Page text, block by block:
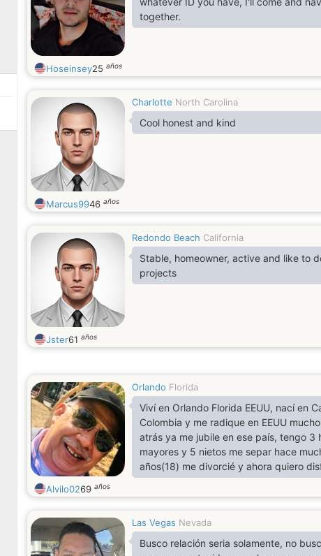
together.
Hoseinsey25 años
Charlotte North Carolina
Cool honest and kind
Marcus9946 años
Redondo Beach California
Stable, homeowner, active and like to
projects
Jster61 años
Orlando Florida
Viví en Orlando Florida EEUU, nací en
Colombia y me radique en EEUU
atrás ya me jubile en ese país, tengo 3
mayores y 5 nietos me separ hace
años(18) me divorcié y ahora quiero
lo que me queda de vida en compañía
mujer que esté dispuesta a
como merecemos en esta edsd
Alvilo0269 años
Las Vegas Nevada
Busco relación seria solamente, no